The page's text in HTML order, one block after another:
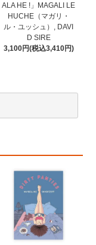
ALA HE !」MAGALI LE
HUCHE（マガリ・
ル・ユッシュ）, DAVI
D SIRE
3,100円(税込3,410円)